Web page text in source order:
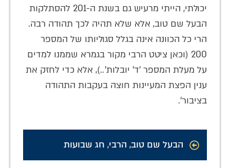
יכולתי, הייתי מרעיש גם בשנת ה-‏201 להסתלקות
הבעל שם טוב, אלא שלא תהיה לכך תהודה רבה.
הרי כל הכוונה אינה בגלל סגוליותו של המספר
200 (וכאן ציטט הרבי מקור בגמרא שממנו למדים
על מעלת המספר 'ד' יובלות'..), אלא כדי לחזק את
ענין הפצת המעיינות חוצה בעקבות התהודה
בציבור'.
הבעל שם טוב, הרבי, חג שבועות